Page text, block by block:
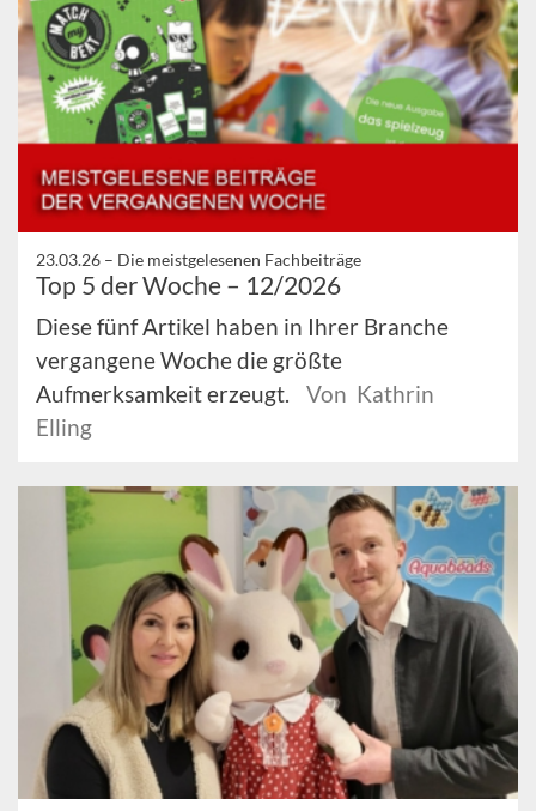
23.03.26 – Die meistgelesenen Fachbeiträge
Top 5 der Woche – 12/2026
Diese fünf Artikel haben in Ihrer Branche
vergangene Woche die größte
Aufmerksamkeit erzeugt.
Von Kathrin
Elling